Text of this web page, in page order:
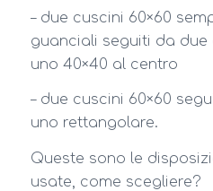
– due cuscini 60×60
guanciali seguiti da due
uno 40×40 al centro
– due cuscini 60×60
uno rettangolare.
Queste sono le
usate, come scegliere?